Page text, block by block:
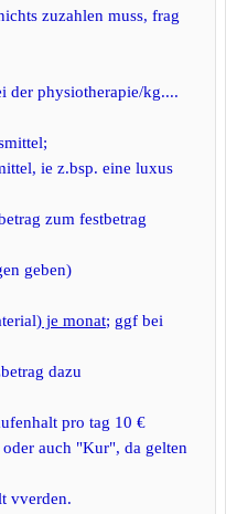
zuzahlen muss, frag
der physiotherapie/kg....
ie z.bsp. eine luxus
zum festbetrag
geben)
je monat; ggf bei
dazu
pro tag 10 €
oder auch "Kur", da gelten
vverden.